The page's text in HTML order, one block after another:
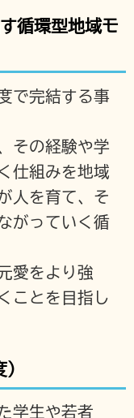
循環型地域モ
で完結する事
その経験や学
仕組みを地域
人を育て、そ
がっていく循
愛をより強
ことを目指し
)
学生や若者